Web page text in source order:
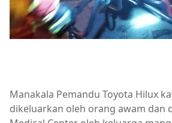
Manakala Pemandu Toyota Hilux
dikeluarkan oleh orang awam dan